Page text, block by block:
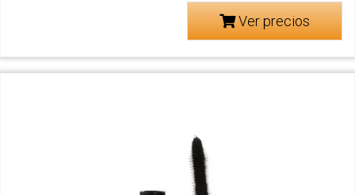
Ver precios